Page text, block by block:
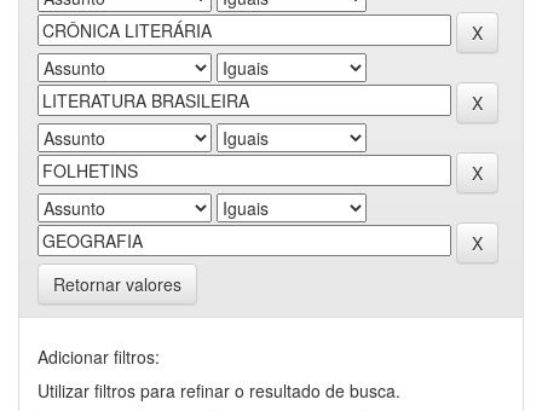
Retornar valores
Adicionar filtros:
Utilizar filtros para refinar o resultado de busca.